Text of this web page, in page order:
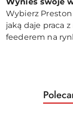
Wybierz
jaką daje praca
feederem na
Pomiń
o